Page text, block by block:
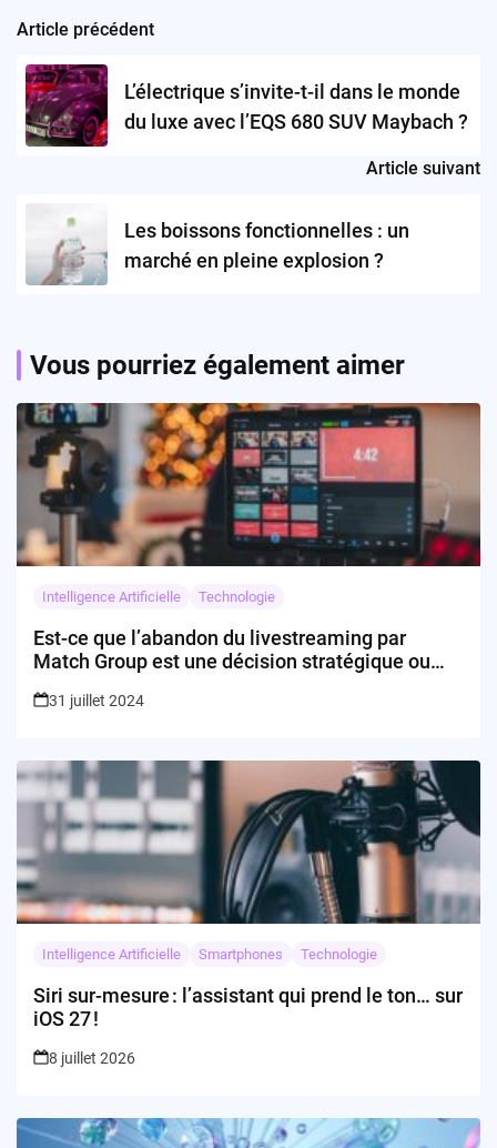
Post
navigation
Article précédent
L’électrique s’invite-t-il dans le monde
du luxe avec l’EQS 680 SUV Maybach ?
Article suivant
Les boissons fonctionnelles : un
marché en pleine explosion ?
Vous pourriez également aimer
Intelligence Artificielle Technologie
Est-ce que l’abandon du livestreaming par
Match Group est une décision stratégique ou
31 juillet 2024
Intelligence Artificielle Smartphones Technologie
Siri sur-mesure : l’assistant qui prend le ton… sur
iOS 27 !
8 juillet 2026